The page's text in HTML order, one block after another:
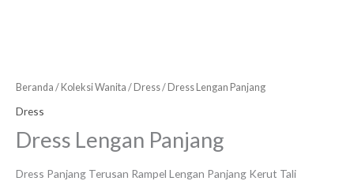
Beranda /Koleksi Wanita /Dress/ Dress Lengan Panjang
Dress
Dress Lengan Panjang
Dress Panjang Terusan Rampel Lengan Panjang Kerut Tali